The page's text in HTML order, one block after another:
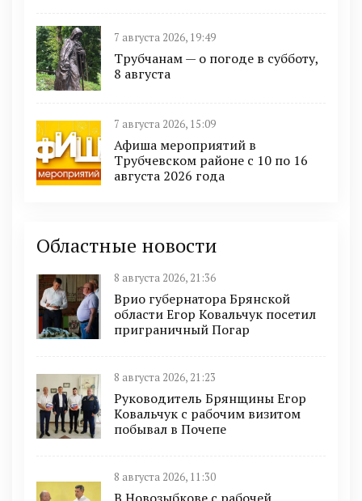
7 августа 2026, 19:49
Трубчанам — о погоде в субботу,
8 августа
7 августа 2026, 15:09
Афиша мероприятий в
Трубчевском районе с 10 по 16
августа 2026 года
Областные новости
8 августа 2026, 21:36
Врио губернатора Брянской
области Егор Ковальчук посетил
приграничный Погар
8 августа 2026, 21:23
Руководитель Брянщины Егор
Ковальчук с рабочим визитом
побывал в Почепе
8 августа 2026, 11:30